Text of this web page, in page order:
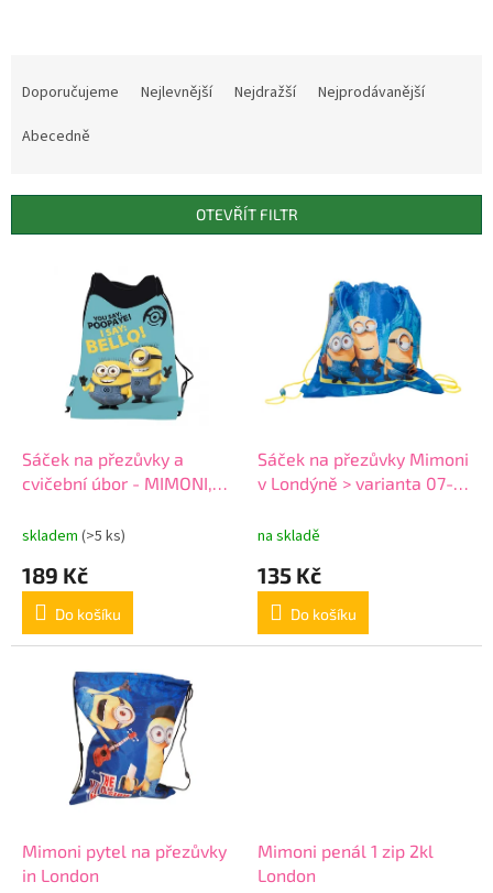
r
Doporučujeme Nejlevnější Nejdražší
Nejprodávanější
Abecedně
OTEVŘÍT FILTR
Sáček na přezůvky a
cvičební úbor - MIMONI,
skladem (>5 ks)
189 Kč
Do košíku
Sáček na přezůvky Mimoni
v Londýně > varianta 07-
na skladě
135 Kč
Do košíku
Mimoni pytel na přezůvky
in London
Mimoni penál 1 zip 2kl
London